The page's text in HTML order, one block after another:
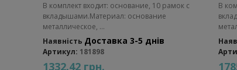
В комплект входит: основание, 10 рамок с
вкладышами.Материал: основание
металлическое, ...
Наявність Доставка 3-5 днів
Артикул: 181898
1332.42 грн.
В